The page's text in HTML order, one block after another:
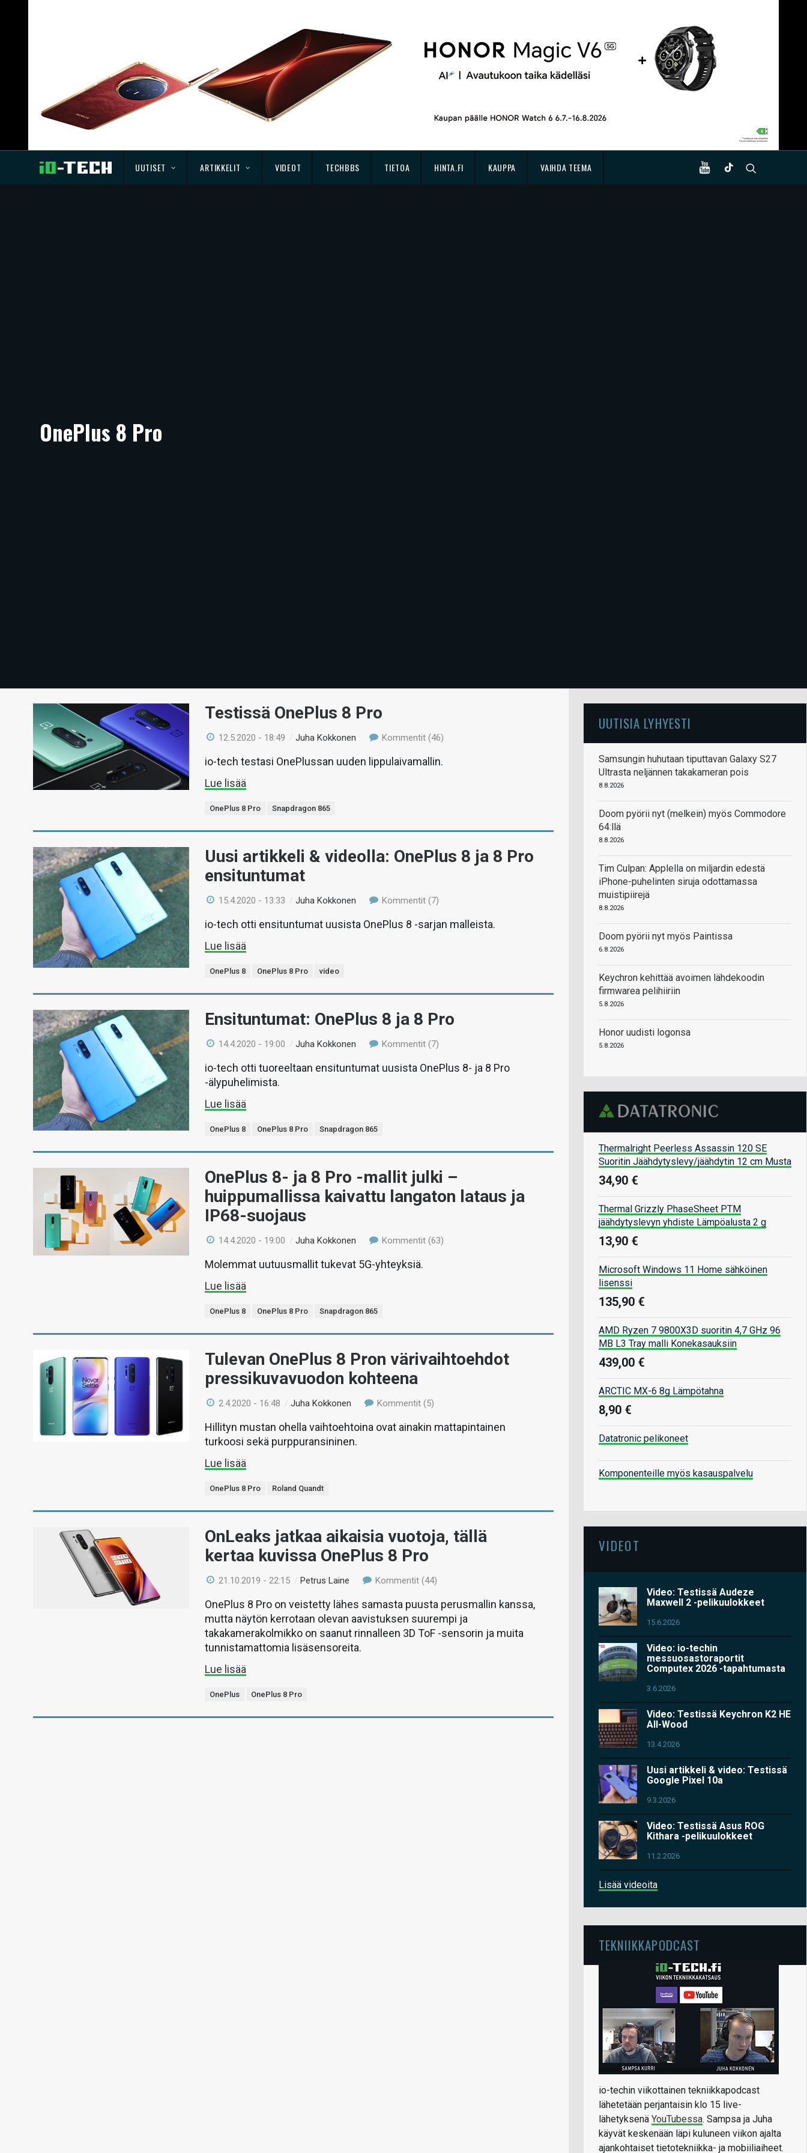
UUTISET ARTIKKELIT VIDEOT TECHBBS TIETOA HINTA.FI KAUPPA VAIHDA TEEMA
OnePlus 8 Pro
Testissä OnePlus 8 Pro
12.5.2020 - 18:49 /Juha Kokkonen Kommentit (46)
io-tech testasi OnePlussan uuden lippulaivamallin.
Lue lisää
OnePlus 8 Pro Snapdragon 865
Uusi artikkeli & videolla: OnePlus 8 ja 8 Pro
ensituntumat
15.4.2020 - 13:33 /Juha Kokkonen Kommentit (7)
io-tech otti ensituntumat uusista OnePlus 8 -sarjan malleista.
Lue lisää
OnePlus 8 OnePlus 8 Pro video
Ensituntumat: OnePlus 8 ja 8 Pro
14.4.2020 - 19:00 /Juha Kokkonen Kommentit (7)
io-tech otti tuoreeltaan ensituntumat uusista OnePlus 8- ja 8 Pro
-älypuhelimista.
Lue lisää
OnePlus 8 OnePlus 8 Pro Snapdragon 865
OnePlus 8- ja 8 Pro -mallit julki –
huippumallissa kaivattu langaton lataus ja
IP68-suojaus
14.4.2020 - 19:00 /Juha Kokkonen Kommentit (63)
Molemmat uutuusmallit tukevat 5G-yhteyksiä.
Lue lisää
OnePlus 8 OnePlus 8 Pro Snapdragon 865
Tulevan OnePlus 8 Pron värivaihtoehdot
pressikuvavuodon kohteena
2.4.2020 - 16:48 /Juha Kokkonen Kommentit (5)
Hillityn mustan ohella vaihtoehtoina ovat ainakin mattapintainen
turkoosi sekä purppuransininen.
Lue lisää
OnePlus 8 Pro Roland Quandt
OnLeaks jatkaa aikaisia vuotoja, tällä
kertaa kuvissa OnePlus 8 Pro
21.10.2019 - 22:15 /Petrus Laine Kommentit (44)
OnePlus 8 Pro on veistetty lähes samasta puusta perusmallin kanssa,
mutta näytön kerrotaan olevan aavistuksen suurempi ja
takakamerakolmikko on saanut rinnalleen 3D ToF -sensorin ja muita
tunnistamattomia lisäsensoreita.
Lue lisää
OnePlus OnePlus 8 Pro
UUTISIA LYHYESTI
Samsungin huhutaan tiputtavan Galaxy S27
Ultrasta neljännen takakameran pois
8.8.2026
Doom pyörii nyt (melkein) myös Commodore
64:llä
8.8.2026
Tim Culpan: Applella on miljardin edestä
iPhone-puhelinten siruja odottamassa
muistipiirejä
8.8.2026
Doom pyörii nyt myös Paintissa
6.8.2026
Keychron kehittää avoimen lähdekoodin
firmwarea pelihiiriin
5.8.2026
Honor uudisti logonsa
5.8.2026
Thermalright Peerless Assassin 120 SE
Suoritin Jäähdytyslevy/jäähdytin 12 cm Musta
34,90 €
Thermal Grizzly PhaseSheet PTM
jäähdytyslevyn yhdiste Lämpöalusta 2 g
13,90 €
Microsoft Windows 11 Home sähköinen
lisenssi
135,90 €
AMD Ryzen 7 9800X3D suoritin 4,7 GHz 96
MB L3 Tray malli Konekasauksiin
439,00 €
ARCTIC MX-6 8g Lämpötahna
8,90 €
Datatronic pelikoneet
Komponenteille myös kasauspalvelu
VIDEOT
Video: Testissä Audeze
Maxwell 2 -pelikuulokkeet
15.6.2026
Video: io-techin
messuosastoraportit
Computex 2026 -tapahtumasta
3.6.2026
Video: Testissä Keychron K2 HE
All-Wood
13.4.2026
Uusi artikkeli & video: Testissä
Google Pixel 10a
9.3.2026
Video: Testissä Asus ROG
Kithara -pelikuulokkeet
11.2.2026
Lisää videoita
TEKNIIKKAPODCAST
io-techin viikottainen tekniikkapodcast
lähetetään perjantaisin klo 15 live-
lähetyksenä YouTubessa. Sampsa ja Juha
käyvät keskenään läpi kuluneen viikon ajalta
ajankohtaiset tietotekniikka- ja mobiiliaiheet.